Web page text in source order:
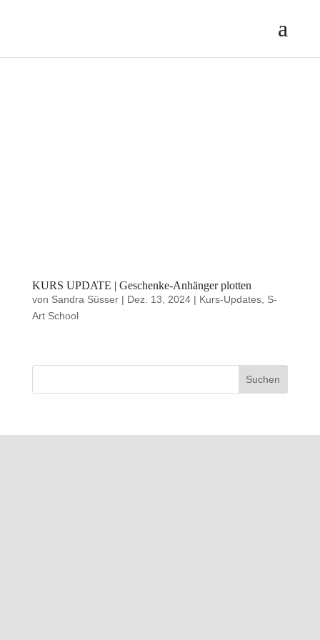
KURS UPDATE | Geschenke-Anhänger plotten
von Sandra Süsser| Dez. 13, 2024| Kurs-Updates, S-
Art School